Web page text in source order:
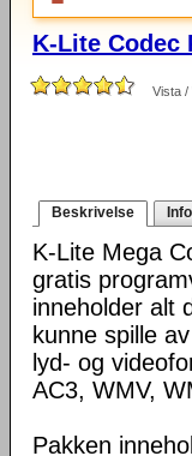
K-Lite Codec
Vista /
Beskrivelse Info
K-Lite Mega
gratis
inneholder alt
kunne spille
lyd- og
AC3, WMV,
Pakken